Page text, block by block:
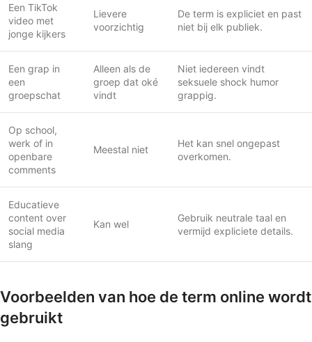
Een TikTok
video met
jonge kijkers
Lievere
voorzichtig
De term is expliciet en past
niet bij elk publiek.
Een grap in
een
groepschat
Alleen als de
groep dat oké
vindt
Niet iedereen vindt
seksuele shock humor
grappig.
Op school,
werk of in
openbare
comments
Meestal niet
Het kan snel ongepast
overkomen.
Educatieve
content over
social media
slang
Kan wel
Gebruik neutrale taal en
vermijd expliciete details.
Voorbeelden van hoe de term online wordt
gebruikt